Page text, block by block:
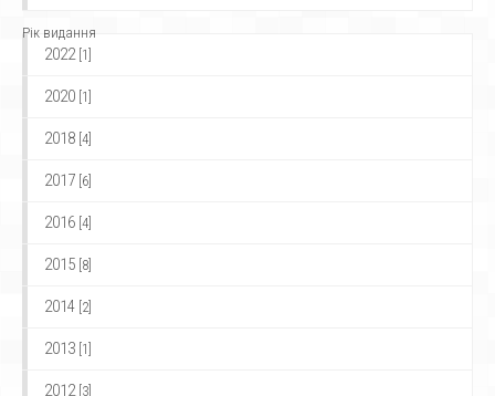
Рік видання
2022 [1]
2020 [1]
2018 [4]
2017 [6]
2016 [4]
2015 [8]
2014 [2]
2013 [1]
2012 [3]